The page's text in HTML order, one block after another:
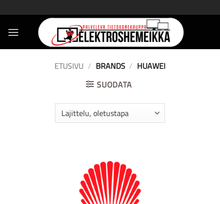
to
content
ETUSIVU / BRANDS / HUAWEI
SUODATA